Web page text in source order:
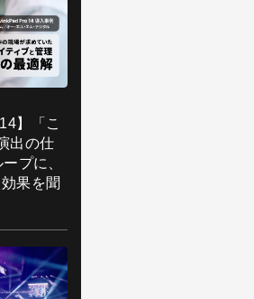
】「こ
出の仕
プに、
果を聞